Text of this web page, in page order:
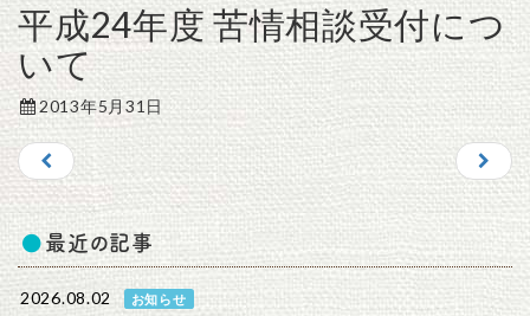
平成24年度 苦情相談受付につ
いて
2013年5月31日
最近の記事
2026.08.02 お知らせ